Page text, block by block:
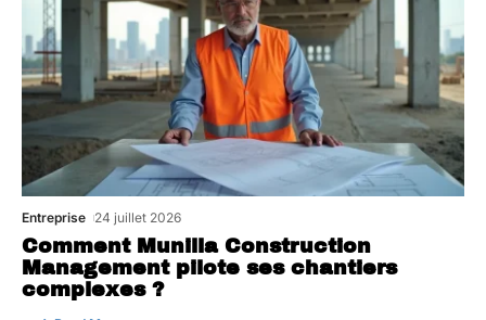
Comment Munilla Construction
Management pilote ses chantiers
complexes ?
Entreprise 24 juillet 2026